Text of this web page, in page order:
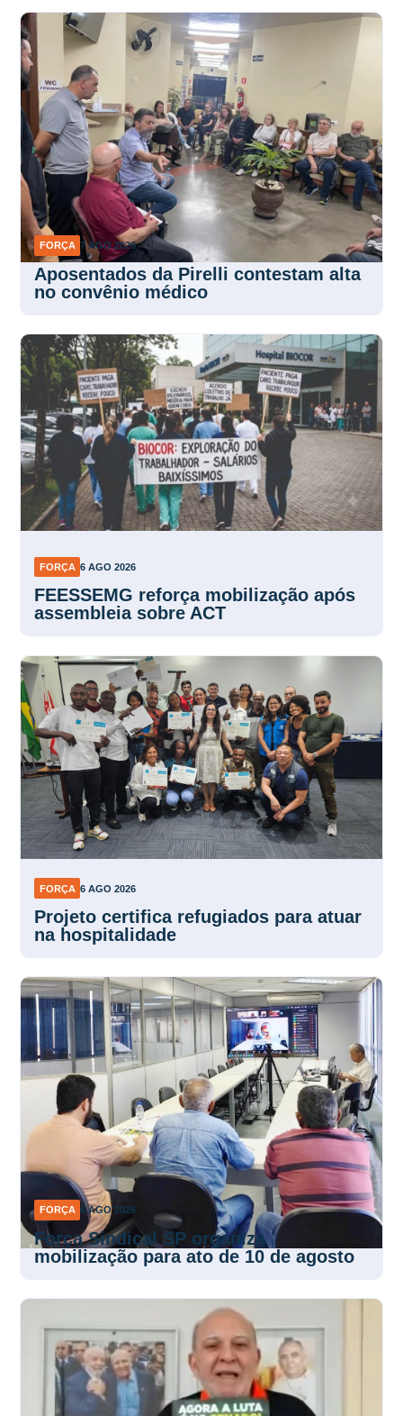
FORÇA 7 AGO 2026
Aposentados da Pirelli contestam alta
no convênio médico
FORÇA 6 AGO 2026
FEESSEMG reforça mobilização após
assembleia sobre ACT
FORÇA 6 AGO 2026
Projeto certifica refugiados para atuar
na hospitalidade
FORÇA 6 AGO 2026
Força Sindical SP organiza
mobilização para ato de 10 de agosto